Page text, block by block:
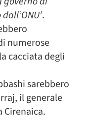
.
numerose
cacciata degli
sarebbero
il generale
Cirenaica.